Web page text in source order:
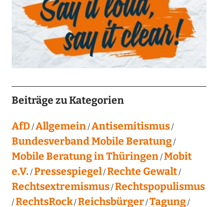
Beiträge zu Kategorien
AfD Allgemein Antisemitismus
Bundesverband Mobile Beratung
Mobile Beratung in Thüringen Mobit
e.V. Pressespiegel Rechte Gewalt
Rechtsextremismus Rechtspopulismus
RechtsRock Reichsbürger Tagung